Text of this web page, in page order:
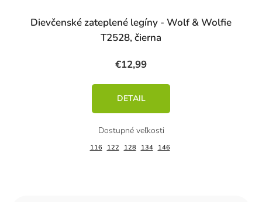
Dievčenské zateplené legíny - Wolf & Wolfie
T2528, čierna
€12,99
DETAIL
116 122 128 134 146